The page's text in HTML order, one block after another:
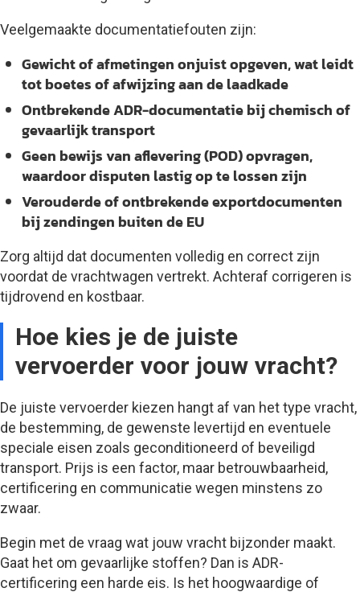
Veelgemaakte documentatiefouten zijn:
Gewicht of afmetingen onjuist opgeven, wat leidt
tot boetes of afwijzing aan de laadkade
Ontbrekende ADR-documentatie bij chemisch of
gevaarlijk transport
Geen bewijs van aflevering (POD) opvragen,
waardoor disputen lastig op te lossen zijn
Verouderde of ontbrekende exportdocumenten
bij zendingen buiten de EU
Zorg altijd dat documenten volledig en correct zijn
voordat de vrachtwagen vertrekt. Achteraf corrigeren is
tijdrovend en kostbaar.
Hoe kies je de juiste
vervoerder voor jouw vracht?
De juiste vervoerder kiezen hangt af van het type vracht,
de bestemming, de gewenste levertijd en eventuele
speciale eisen zoals geconditioneerd of beveiligd
transport. Prijs is een factor, maar betrouwbaarheid,
certificering en communicatie wegen minstens zo
zwaar.
Begin met de vraag wat jouw vracht bijzonder maakt.
Gaat het om gevaarlijke stoffen? Dan is ADR-
certificering een harde eis. Is het hoogwaardige of